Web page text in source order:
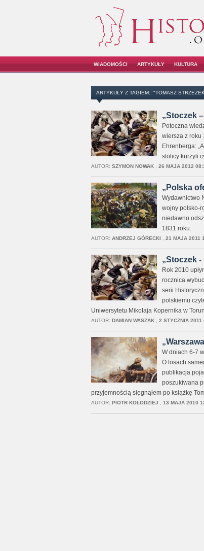
WIADOMOŚCI ARTYKUŁY KULTURA
ARTYKUŁY Z TAGIEM:: "TOMASZ
„Stoczek
Potoczna
wiersza z roku
Ehrenberga:
stolicy kurzyli
AUTOR: SZYMON NOWAK, 26 MAJA 2012
„Polska
Wydawnictwo
wojny polsko-
niedawno
1831 roku.
AUTOR: ANDRZEJ GÓRECKI 21 MAJA 2011
„Stoczek -
Rok 2010
rocznica
serii
polskiemu
Uniwersytetu Mikołaja Kopernika w
AUTOR: DAMIAN WASZAK, 2 STYCZNIA 2011
W dniach 6-7
O losach
publikacja
poszukiwana
przyjemnością sięgnąłem po książkę
AUTOR: PIOTR KOŁODZIEJ 13 MAJA 2010